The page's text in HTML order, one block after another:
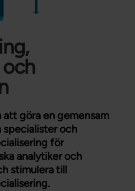
att göra en gemensam
specialister och
för
analytiker och
stimulera till